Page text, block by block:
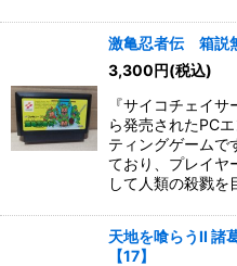
激亀忍者伝 箱説
3,300円(税込)
『サイコチェイ
ら発売されたPC
ティングゲームで
ており、プレイヤ
して人類の殺戮を
天地を喰らうII 諸
【17】